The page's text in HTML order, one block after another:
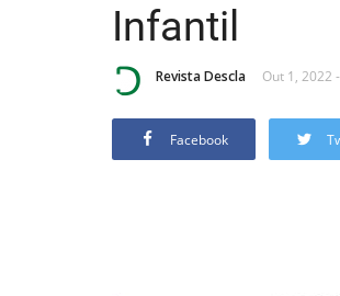
Infantil
Revista Descla Out 1, 2022
Facebook